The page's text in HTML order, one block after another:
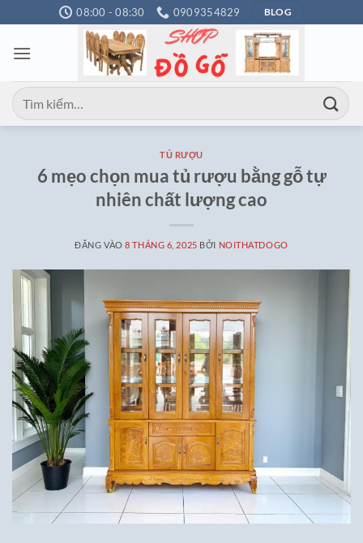
qua
nội
08:00 - 08:30 0909354829 BLOG
Tìm
kiếm:
TỦ RƯỢU
6 mẹo chọn mua tủ rượu bằng gỗ tự
nhiên chất lượng cao
ĐĂNG VÀO8 THÁNG 6, 2025 BỞI NOITHATDOGO